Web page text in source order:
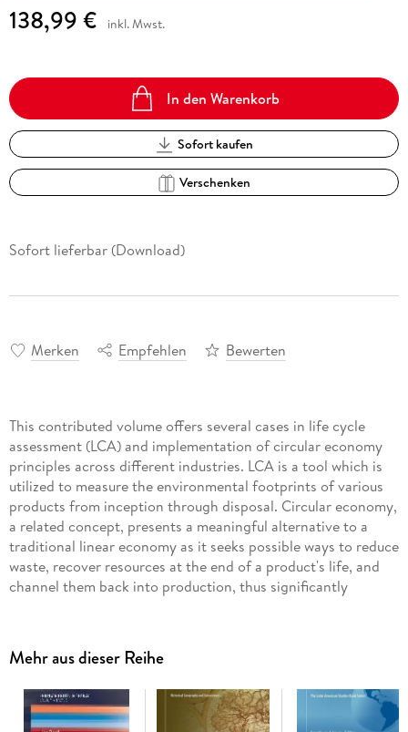
138,99 € inkl. Mwst.
In den Warenkorb
Sofort kaufen
Verschenken
Sofort lieferbar (Download)
Merken Empfehlen Bewerten
This contributed volume offers several cases in life cycle
assessment (LCA) and implementation of circular economy
principles across different industries. LCA is a tool which is
utilized to measure the environmental footprints of various
products from inception through disposal. Circular economy,
a related concept, presents a meaningful alternative to a
traditional linear economy as it seeks possible ways to reduce
waste, recover resources at the end of a product's life, and
channel them back into production, thus significantly
possibilities for the latter. The combination of the principles
of CE and LCA enable product developers to quantify the
environmental performance of various products, processes
and supply chain configurations in order to make progress
toward sustainability.
Mehr aus dieser Reihe